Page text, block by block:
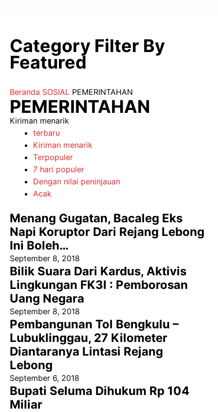
Category Filter By
Featured
Beranda SOSIAL PEMERINTAHAN
PEMERINTAHAN
Kiriman menarik
terbaru
Kiriman menarik
Terpopuler
7 hari populer
Dengan nilai peninjauan
Acak
Menang Gugatan, Bacaleg Eks
Napi Koruptor Dari Rejang Lebong
Ini Boleh…
September 8, 2018
Bilik Suara Dari Kardus, Aktivis
Lingkungan FK3I : Pemborosan
Uang Negara
September 8, 2018
Pembangunan Tol Bengkulu –
Lubuklinggau, 27 Kilometer
Diantaranya Lintasi Rejang
Lebong
September 6, 2018
Bupati Seluma Dihukum Rp 104
Miliar